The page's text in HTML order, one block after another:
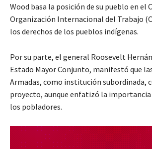
Wood basa la posición de su pueblo en el
Organización Internacional del Trabajo
los derechos de los pueblos indígenas.
Por su parte, el general Roosevelt
Estado Mayor Conjunto, manifestó que
Armadas, como institución subordinada,
proyecto, aunque enfatizó la
los pobladores.